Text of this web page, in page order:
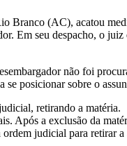
Branco (AC), acatou
Em seu despacho, o
não foi
se posicionar sobre o
retirando a matéria.
Após a exclusão da
judicial para retirar a